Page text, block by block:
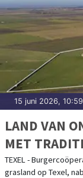
15 juni 2026,
LAND VAN
MET
TEXEL
TEXEL -
grasland op Texel,